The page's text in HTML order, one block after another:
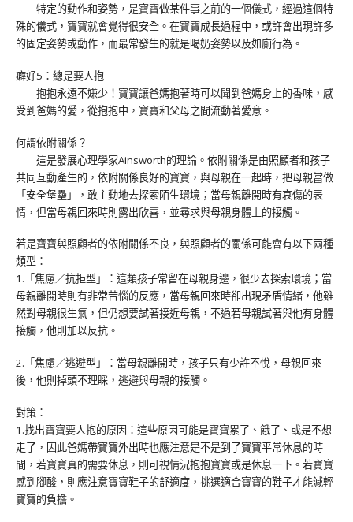
特定的動作和姿勢，是寶寶做某件事之前的一個儀式，經過這個特
殊的儀式，寶寶就會覺得很安全。在寶寶成長過程中，或許會出現許多
的固定姿勢或動作，而最常發生的就是喝奶姿勢以及如廁行為。
癖好5：總是要人抱
抱抱永遠不嫌少！寶寶讓爸媽抱著時可以聞到爸媽身上的香味，感
受到爸媽的愛，從抱抱中，寶寶和父母之間流動著愛意。
何謂依附關係？
這是發展心理學家Ainsworth的理論。依附關係是由照顧者和孩子
共同互動產生的，依附關係良好的寶寶，與母親在一起時，把母親當做
「安全堡壘」，敢主動地去探索陌生環境；當母親離開時有哀傷的表
情，但當母親回來時則露出欣喜，並尋求與母親身體上的接觸。
若是寶寶與照顧者的依附關係不良，與照顧者的關係可能會有以下兩種
類型：
1.「焦慮／抗拒型」：這類孩子常留在母親身邊，很少去探索環境；當
母親離開時則有非常苦惱的反應，當母親回來時卻出現矛盾情緒，他雖
然對母親很生氣，但仍想要試著接近母親，不過若母親試著與他有身體
接觸，他則加以反抗。
2.「焦慮／逃避型」：當母親離開時，孩子只有少許不悅，母親回來
後，他則掉頭不理睬，逃避與母親的接觸。
對策：
1.找出寶寶要人抱的原因：這些原因可能是寶寶累了、餓了、或是不想
走了，因此爸媽帶寶寶外出時也應注意是不是到了寶寶平常休息的時
間，若寶寶真的需要休息，則可視情況抱抱寶寶或是休息一下。若寶寶
感到腳酸，則應注意寶寶鞋子的舒適度，挑選適合寶寶的鞋子才能減輕
寶寶的負擔。